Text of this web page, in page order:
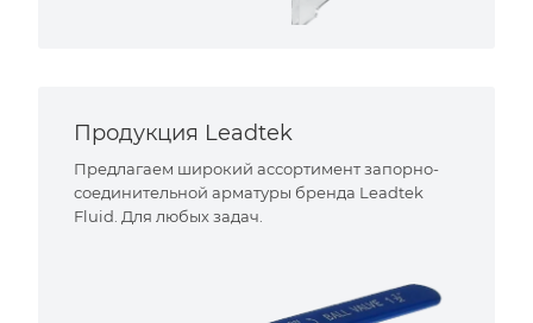
Продукция Leadtek
Предлагаем широкий ассортимент запорно-
соединительной арматуры бренда Leadtek
Fluid. Для любых задач.